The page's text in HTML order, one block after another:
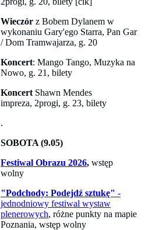
Wieczór z Bobem Dylanem w
wykonaniu Gary'ego Starra, Pan Gar
/ Dom Tramwajarza, g. 20
Koncert: Mango Tango, Muzyka na
Nowo, g. 21, bilety
Koncert Shawn Mendes
impreza, 2progi, g. 23, bilety
.
SOBOTA (9.05)
Festiwal Obrazu 2026, wstęp
wolny
"Podchody: Podejdź sztukę" -
jednodniowy festiwal wystaw
plenerowych, różne punkty na mapie
Poznania, wstęp wolny